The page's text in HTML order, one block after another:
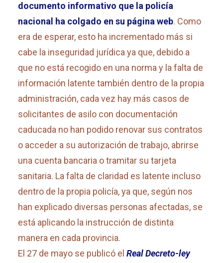
documento informativo que la policía
nacional ha colgado en su página web. Como
era de esperar, esto ha incrementado más si
cabe la inseguridad jurídica ya que, debido a
que no está recogido en una norma y la falta de
información latente también dentro de la propia
administración, cada vez hay más casos de
solicitantes de asilo con documentación
caducada no han podido renovar sus contratos
o acceder a su autorización de trabajo, abrirse
una cuenta bancaria o tramitar su tarjeta
sanitaria. La falta de claridad es latente incluso
dentro de la propia policía, ya que, según nos
han explicado diversas personas afectadas, se
está aplicando la instrucción de distinta
manera en cada provincia.
El 27 de mayo se publicó el Real Decreto-ley